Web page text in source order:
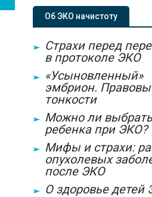
Об ЭКО начистоту
Страхи перед
в протоколе ЭКО
«Усыновленный»
эмбрион.
тонкости
Можно ли
ребенка при ЭКО?
Мифы и страхи:
опухолевых
после ЭКО
О здоровье детей